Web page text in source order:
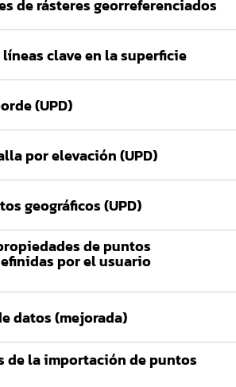
de rásteres georreferenciados
clave en la superficie
(UPD)
por elevación (UPD)
geográficos (UPD)
de puntos
por el usuario
datos (mejorada)
de la importación de puntos